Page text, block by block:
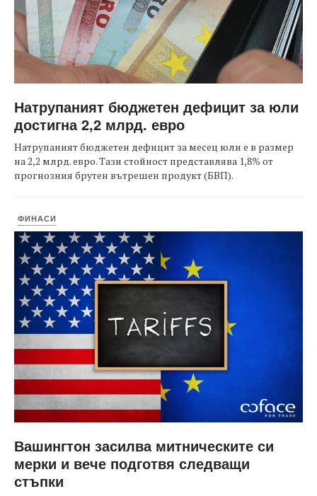
Натрупаният бюджетен дефицит за юли
достигна 2,2 млрд. евро
Натрупаният бюджетен дефицит за месец юли е в размер
на 2,2 млрд. евро. Тази стойност представлява 1,8% от
прогнозния брутен вътрешен продукт (БВП).
ФИНАСИ
Вашингтон засилва митническите си
мерки и вече подготвя следващи
стъпки